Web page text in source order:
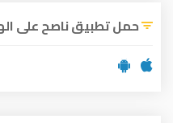
حمل تطبيق ناصح على